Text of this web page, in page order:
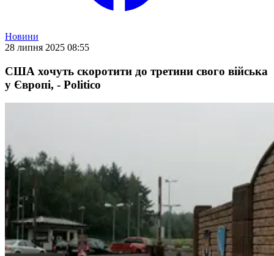
Новини
28 липня 2025 08:55
США хочуть скоротити до третини свого війська
у Європі, - Politico